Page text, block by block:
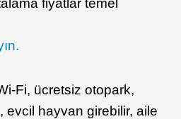
Fi, ücretsiz otopark,
evcil hayvan girebilir, aile